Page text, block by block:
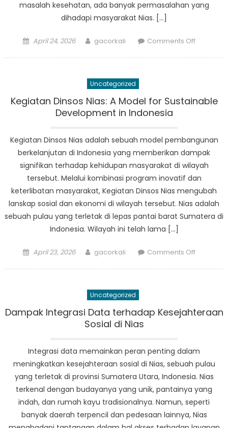
masalah kesehatan, ada banyak permasalahan yang
dihadapi masyarakat Nias. […]
Posted
April 24, 2026 Author
gacorkali Comments Offon
Nias
Uncategorized
Kegiatan Dinsos Nias: A Model for Sustainable
Development in Indonesia
Kegiatan Dinsos Nias adalah sebuah model pembangunan
berkelanjutan di Indonesia yang memberikan dampak
signifikan terhadap kehidupan masyarakat di wilayah
tersebut. Melalui kombinasi program inovatif dan
keterlibatan masyarakat, Kegiatan Dinsos Nias mengubah
lanskap sosial dan ekonomi di wilayah tersebut. Nias adalah
sebuah pulau yang terletak di lepas pantai barat Sumatera di
Indonesia. Wilayah ini telah lama […]
Posted
April 23, 2026 Author
gacorkali Comments Offon
Model
in
Indonesia
Uncategorized
Dampak Integrasi Data terhadap Kesejahteraan
Sosial di Nias
Integrasi data memainkan peran penting dalam
meningkatkan kesejahteraan sosial di Nias, sebuah pulau
yang terletak di provinsi Sumatera Utara, Indonesia. Nias
terkenal dengan budayanya yang unik, pantainya yang
indah, dan rumah kayu tradisionalnya. Namun, seperti
banyak daerah terpencil dan pedesaan lainnya, Nias